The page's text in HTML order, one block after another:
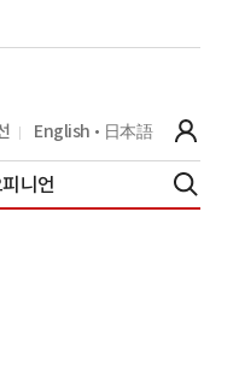
English 日本語
니언